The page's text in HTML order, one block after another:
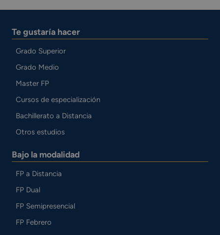
Te gustaría hacer
Grado Superior
Grado Medio
Master FP
Cursos de especialización
Bachillerato a Distancia
Otros estudios
Bajo la modalidad
FP a Distancia
FP Dual
FP Semipresencial
FP Febrero